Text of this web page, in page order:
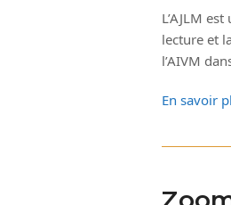
L’AJLM
lecture et
l’AIVM
En savoir